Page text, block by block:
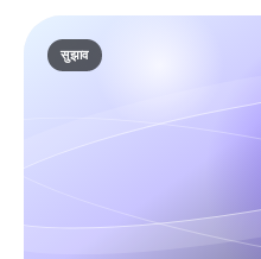
सुझाव